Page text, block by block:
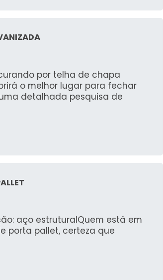
por telha de chapa
o melhor lugar para fechar
detalhada pesquisa de
aço estruturalQuem está em
porta pallet, certeza que